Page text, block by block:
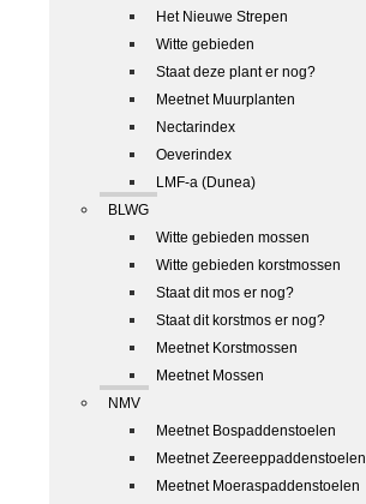
Het Nieuwe Strepen
Witte gebieden
Staat deze plant er nog?
Meetnet Muurplanten
Nectarindex
Oeverindex
LMF-a (Dunea)
BLWG
Witte gebieden mossen
Witte gebieden korstmossen
Staat dit mos er nog?
Staat dit korstmos er nog?
Meetnet Korstmossen
Meetnet Mossen
NMV
Meetnet Bospaddenstoelen
Meetnet Zeereeppaddenstoelen
Meetnet Moeraspaddenstoelen